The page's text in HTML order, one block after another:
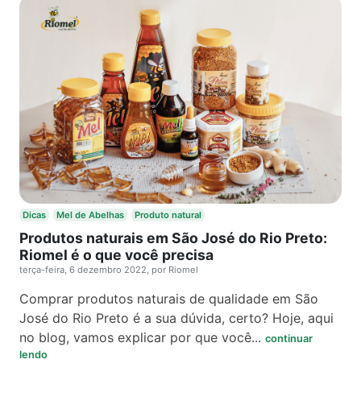
Dicas Mel de Abelhas Produto natural
Produtos naturais em São José do Rio Preto:
Riomel é o que você precisa
terça-feira, 6 dezembro 2022, por Riomel
Comprar produtos naturais de qualidade em São
José do Rio Preto é a sua dúvida, certo? Hoje, aqui
no blog, vamos explicar por que você... continuar
lendo